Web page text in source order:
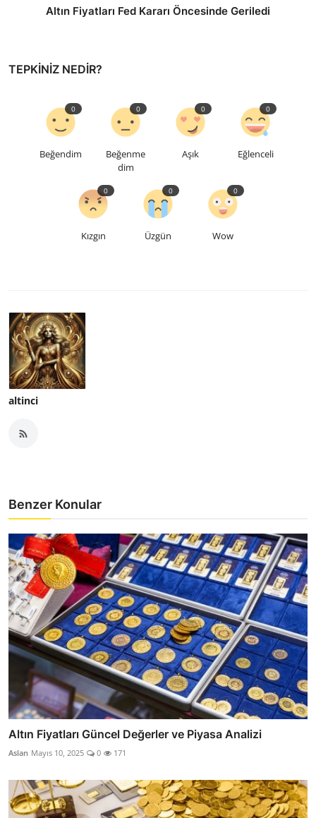
Altın Fiyatları Fed Kararı Öncesinde Geriledi
TEPKINIZ NEDIR?
Beğendim
0
Beğenme
dim
0
Aşık
0
Eğlenceli
0
Kızgın
0
Üzgün
0
Wow
0
altinci
Benzer Konular
Altın Fiyatları Güncel Değerler ve Piyasa Analizi
Aslan Mayıs 10, 2025 0 171